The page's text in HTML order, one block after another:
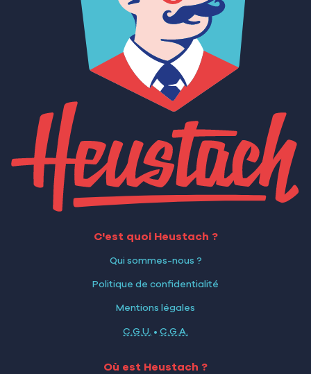
C'est quoi Heustach ?
Qui sommes-nous ?
Politique de confidentialité
Mentions légales
C.G.U. • C.G.A.
Où est Heustach ?